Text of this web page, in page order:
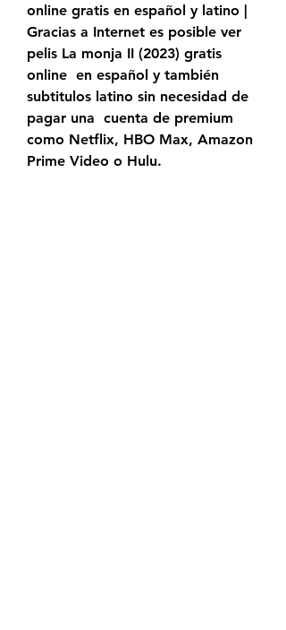
online gratis en español y latino |
Gracias a Internet es posible ver
pelis La monja II (2023) gratis
online  en español y también
subtitulos latino sin necesidad de
pagar una  cuenta de premium
como Netflix, HBO Max, Amazon
Prime Video o Hulu.